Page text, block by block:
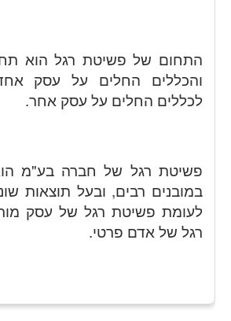
התחום של פשיטת רגל הוא
והכללים החלים על עסק
לכללים החלים על עסק אחר.
פשיטת רגל של חברה בע"מ
במובנים רבים, ובעל תוצאות
לעומת פשיטת רגל של עסק
רגל של אדם פרטי.